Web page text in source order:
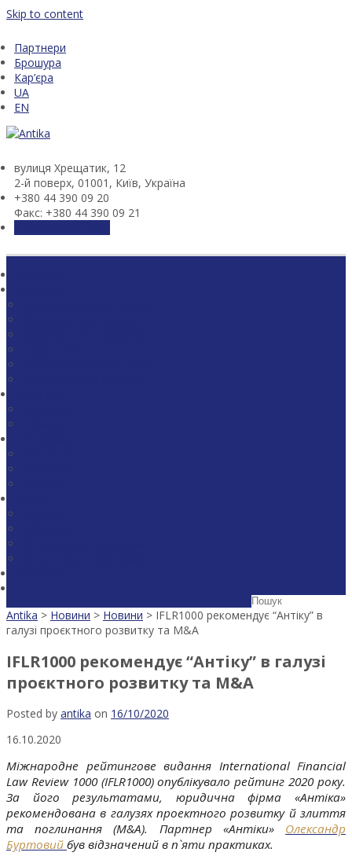
Skip to content
Партнери
Брошура
Кар’єра
UA
EN
вулиця Хрещатик, 12
2-й поверх, 01001, Київ, Україна
+380 44 390 09 20
Факс: +380 44 390 09 21
Antika > Новини > Новини > IFLR1000 рекомендує “Антіку” в
галузі проєктного розвитку та M&A
IFLR1000 рекомендує “Антіку” в галузі
проєктного розвитку та M&A
Posted by antika on 16/10/2020
16.10.2020
Міжнародне рейтингове видання International Financial
Law Review 1000 (IFLR1000) опублікувало рейтинг 2020 року.
За його результатами, юридична фірма «Антіка»
рекомендована в галузях проектного розвитку й злиття
та поглинання (M&A). Партнер «Антіки» Олександр
Буртовий був відзначений в п`яти практиках.